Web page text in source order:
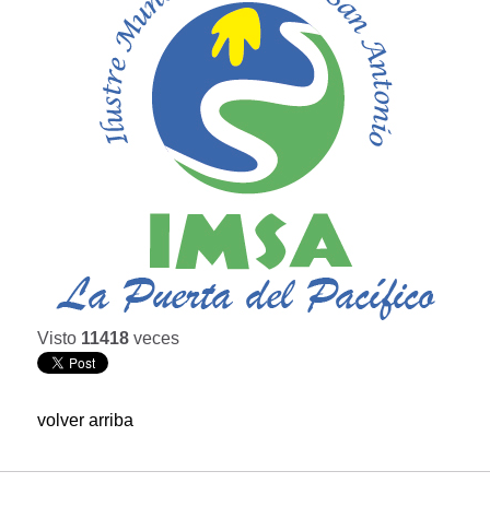
Visto 11418 veces
volver arriba